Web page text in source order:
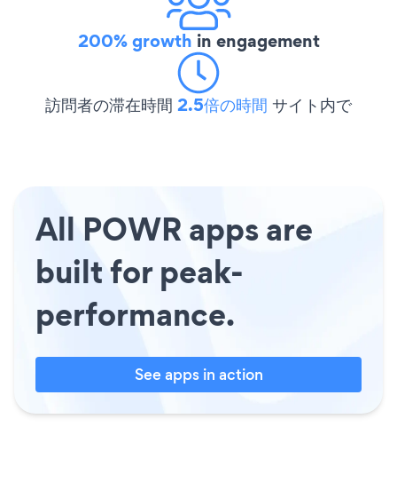
200% growth in engagement
訪問者の滞在時間 2.5倍の時間 サイト内で
All POWR apps are
built for peak-
performance.
See apps in action